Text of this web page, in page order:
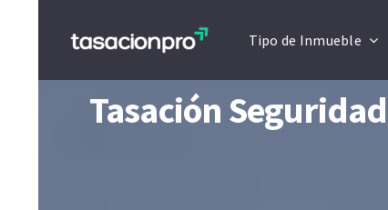
Tipo de Inmueble
Tasación